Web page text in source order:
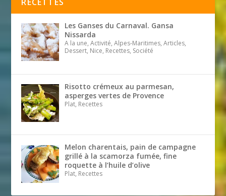
Les Ganses du Carnaval. Gansa
Nissarda
A la une, Activité, Alpes-Maritimes, Articles,
Dessert, Nice, Recettes, Société
Risotto crémeux au parmesan,
asperges vertes de Provence
Plat, Recettes
Melon charentais, pain de campagne
grillé à la scamorza fumée, fine
roquette à l’huile d’olive
Plat, Recettes